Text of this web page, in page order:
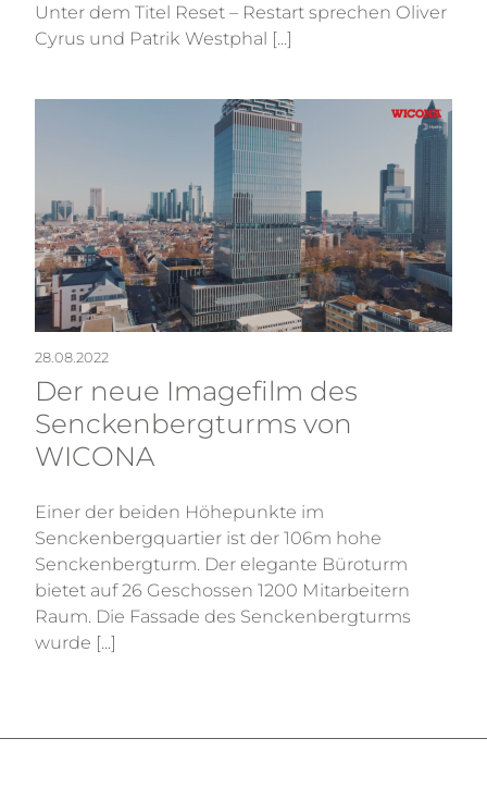
Unter dem Titel Reset – Restart sprechen Oliver
Cyrus und Patrik Westphal [...]
28.08.2022
Der neue Imagefilm des
Senckenbergturms von
WICONA
Einer der beiden Höhepunkte im
Senckenbergquartier ist der 106m hohe
Senckenbergturm. Der elegante Büroturm
bietet auf 26 Geschossen 1200 Mitarbeitern
Raum. Die Fassade des Senckenbergturms
wurde [...]